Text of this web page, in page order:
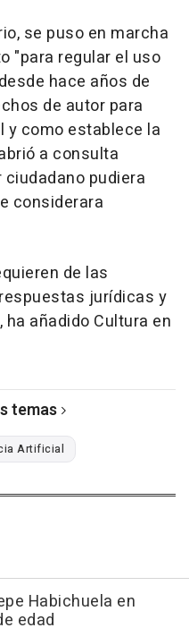
se puso en marcha
"para regular el uso
hace años de
de autor para
y como establece la
a consulta
pudiera
considerara
de las
jurídicas y
añadido Cultura en
temas
Artificial
Habichuela en
edad